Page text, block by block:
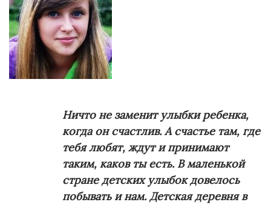
Ничто не заменит улыбки ребенка,
когда он счастлив. А счастье там, где
тебя любят, ждут и принимают
таким, каков ты есть. В маленькой
стране детских улыбок довелось
побывать и нам. Детская деревня в